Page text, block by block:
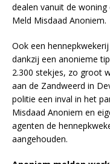
dealen vanuit de
Meld Misdaad Anoniem.
Ook een
dankzij een anonieme
2.300 stekjes, zo groot
aan de Zandweerd in
politie een inval in het
Misdaad Anoniem en
agenten de
aangehouden.